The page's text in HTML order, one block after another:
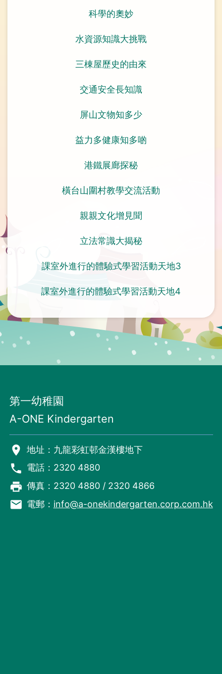
科學的奧妙
水資源知識大挑戰
三棟屋歷史的由來
交通安全長知識
屏山文物知多少
益力多健康知多啲
港鐵展廊探秘
橫台山圍村教學交流活動
親親文化增見聞
立法常識大揭秘
課室外進行的體驗式學習活動天地3
課室外進行的體驗式學習活動天地4
第一幼稚園
A-ONE Kindergarten
room 地址：九龍彩虹邨金漢樓地下
phone 電話：2320 4880
local_printshop 傳真：2320 4880 / 2320 4866
email 電郵： info@a-onekindergarten.corp.com.hk